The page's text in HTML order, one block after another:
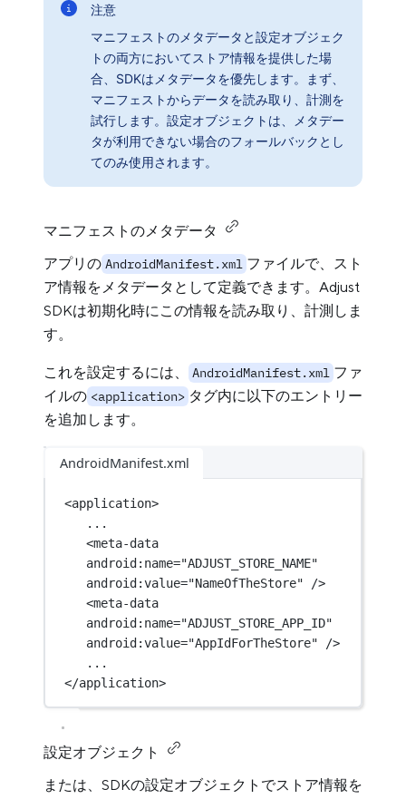
注意
マニフェストのメタデータと設定オブジェク
トの両方においてストア情報を提供した場
合、SDKはメタデータを優先します。まず、
マニフェストからデータを読み取り、計測を
試行します。設定オブジェクトは、メタデー
タが利用できない場合のフォールバックとし
てのみ使用されます。
マニフェストのメタデータ
アプリの AndroidManifest.xml ファイルで、スト
ア情報をメタデータとして定義できます。Adjust
SDKは初期化時にこの情報を読み取り、計測しま
す。
これを設定するには、 AndroidManifest.xml ファ
イルの <application> タグ内に以下のエントリー
を追加します。
AndroidManifest.xml
<application>
...
<meta-data
android:name="ADJUST_STORE_NAME"
android:value="NameOfTheStore" />
<meta-data
android:name="ADJUST_STORE_APP_ID"
android:value="AppIdForTheStore" />
...
</application>
設定オブジェクト
または、SDKの設定オブジェクトでストア情報を